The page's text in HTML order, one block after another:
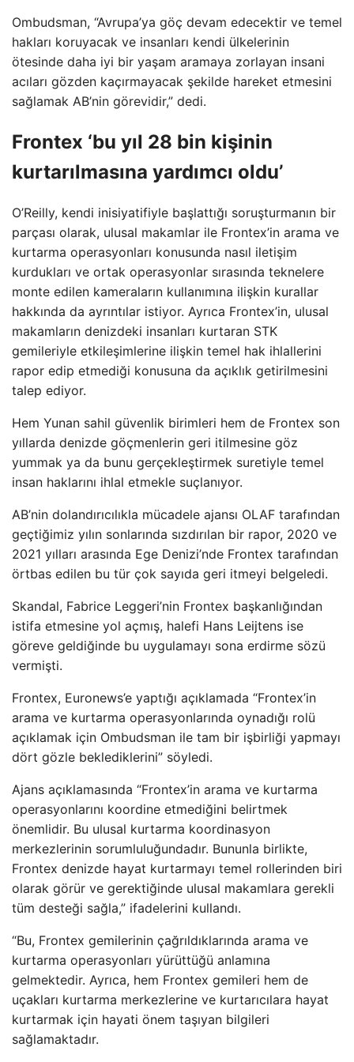
Ombudsman, “Avrupa’ya göç devam edecektir ve temel
hakları koruyacak ve insanları kendi ülkelerinin
ötesinde daha iyi bir yaşam aramaya zorlayan insani
acıları gözden kaçırmayacak şekilde hareket etmesini
sağlamak AB’nin görevidir,” dedi.
Frontex ‘bu yıl 28 bin kişinin
kurtarılmasına yardımcı oldu’
O’Reilly, kendi inisiyatifiyle başlattığı soruşturmanın bir
parçası olarak, ulusal makamlar ile Frontex’in arama ve
kurtarma operasyonları konusunda nasıl iletişim
kurdukları ve ortak operasyonlar sırasında teknelere
monte edilen kameraların kullanımına ilişkin kurallar
hakkında da ayrıntılar istiyor. Ayrıca Frontex’in, ulusal
makamların denizdeki insanları kurtaran STK
gemileriyle etkileşimlerine ilişkin temel hak ihlallerini
rapor edip etmediği konusuna da açıklık getirilmesini
talep ediyor.
Hem Yunan sahil güvenlik birimleri hem de Frontex son
yıllarda denizde göçmenlerin geri itilmesine göz
yummak ya da bunu gerçekleştirmek suretiyle temel
insan haklarını ihlal etmekle suçlanıyor.
AB’nin dolandırıcılıkla mücadele ajansı OLAF tarafından
geçtiğimiz yılın sonlarında sızdırılan bir rapor, 2020 ve
2021 yılları arasında Ege Denizi’nde Frontex tarafından
örtbas edilen bu tür çok sayıda geri itmeyi belgeledi.
Skandal, Fabrice Leggeri’nin Frontex başkanlığından
istifa etmesine yol açmış, halefi Hans Leijtens ise
göreve geldiğinde bu uygulamayı sona erdirme sözü
vermişti.
Frontex, Euronews’e yaptığı açıklamada “Frontex’in
arama ve kurtarma operasyonlarında oynadığı rolü
açıklamak için Ombudsman ile tam bir işbirliği yapmayı
dört gözle beklediklerini” söyledi.
Ajans açıklamasında “Frontex’in arama ve kurtarma
operasyonlarını koordine etmediğini belirtmek
önemlidir. Bu ulusal kurtarma koordinasyon
merkezlerinin sorumluluğundadır. Bununla birlikte,
Frontex denizde hayat kurtarmayı temel rollerinden biri
olarak görür ve gerektiğinde ulusal makamlara gerekli
tüm desteği sağla,” ifadelerini kullandı.
“Bu, Frontex gemilerinin çağrıldıklarında arama ve
kurtarma operasyonları yürüttüğü anlamına
gelmektedir. Ayrıca, hem Frontex gemileri hem de
uçakları kurtarma merkezlerine ve kurtarıcılara hayat
kurtarmak için hayati önem taşıyan bilgileri
sağlamaktadır.